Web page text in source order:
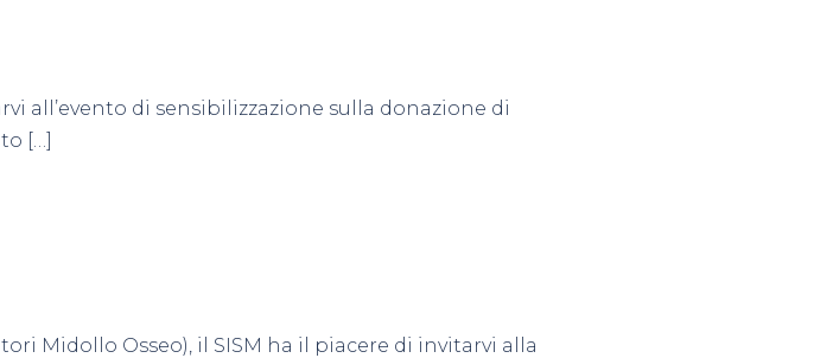
all’evento di sensibilizzazione sulla donazione di
[…]
Midollo Osseo), il SISM ha il piacere di invitarvi alla